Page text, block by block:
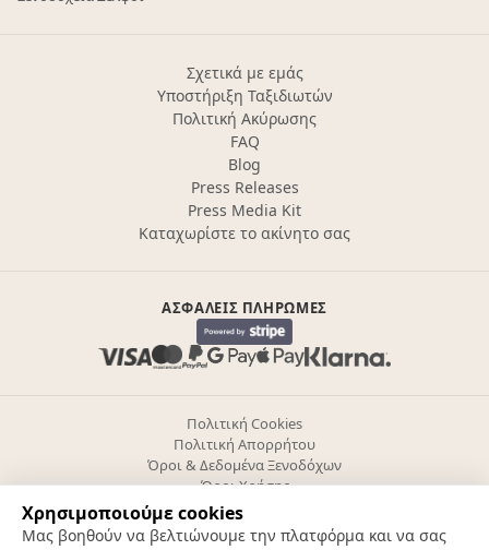
Σχετικά με εμάς
Υποστήριξη Ταξιδιωτών
Πολιτική Ακύρωσης
FAQ
Blog
Press Releases
Press Media Kit
Καταχωρίστε το ακίνητο σας
ΑΣΦΑΛΕΊΣ ΠΛΗΡΩΜΈΣ
Πολιτική Cookies
Πολιτική Απορρήτου
Όροι & Δεδομένα Ξενοδόχων
Όροι Χρήσης
Ρυθμίσεις cookies
Χρησιμοποιούμε cookies
Μας βοηθούν να βελτιώνουμε την πλατφόρμα και να σας